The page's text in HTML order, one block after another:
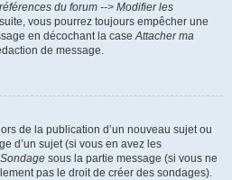
du forum --> Modifier les
vous pourrez toujours empêcher une
en décochant la caseAttacher ma
de message.
de la publication d’un nouveau sujet ou
d’un sujet (si vous en avez les
Sondage sous la partie message (si vous ne
pas le droit de créer des sondages).